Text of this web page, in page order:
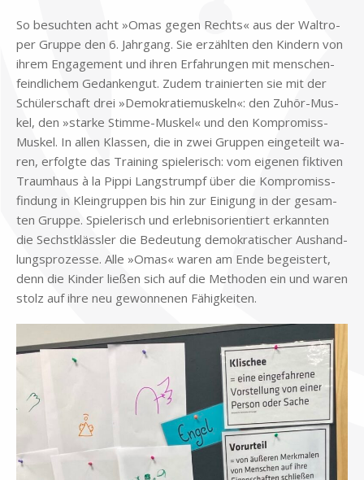
So be­such­ten acht »Omas ge­gen Rechts« aus der Wal­tro­
per Grup­pe den 6. Jahr­gang. Sie er­zähl­ten den Kin­dern von
ih­rem En­ga­ge­ment und ih­ren Er­fah­run­gen mit men­schen­
feind­li­chem Ge­dan­ken­gut. Zu­dem trai­nier­ten sie mit der
Schü­ler­schaft drei »De­mo­kra­tie­mus­keln«: den Zu­hör-Mus­
kel, den »star­ke Stim­me-Mus­kel« und den Kom­pro­miss-
Mus­kel. In al­len Klas­sen, die in zwei Grup­pen ein­ge­teilt wa­
ren, er­folg­te das Trai­ning spie­le­risch: vom ei­ge­nen fik­ti­ven
Traum­haus à la Pip­pi Lang­strumpf über die Kom­pro­miss­
fin­dung in Klein­grup­pen bis hin zur Ei­ni­gung in der ge­sam­
ten Grup­pe. Spie­le­risch und er­leb­nis­ori­en­tiert er­kann­ten
die Sechst­kläss­ler die Be­deu­tung de­mo­kra­ti­scher Aus­hand­
lungs­pro­zes­se. Alle »Omas« wa­ren am Ende be­gei­stert,
denn die Kin­der lie­ßen sich auf die Me­tho­den ein und wa­ren
stolz auf ihre neu ge­won­ne­nen Fä­hig­kei­ten.